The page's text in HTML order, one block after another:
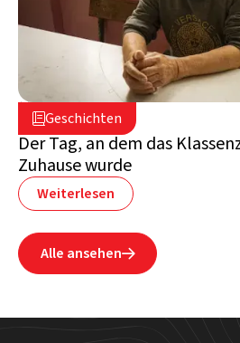
Geschichten
2. Juli 2026
Libanon
Der Tag, an dem das
Zuhause wurde
Weiterlesen
Alle ansehen